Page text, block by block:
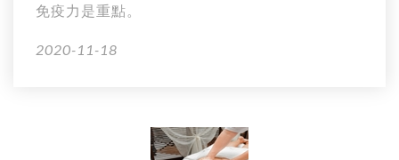
免疫力是重點。
2020-11-18